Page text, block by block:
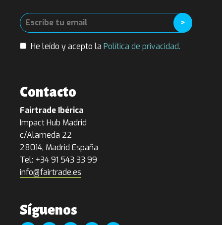
He leído y acepto la Política de privacidad.
Contacto
Fairtrade Ibérica
Impact Hub Madrid
c/Alameda 22
28014, Madrid España
Tel: +34 91 543 33 99
info@fairtrade.es
Síguenos